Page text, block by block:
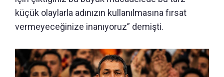
küçük olaylarla adınızın kullanılmasına fırsat
vermeyeceğinize inanıyoruz” demişti.